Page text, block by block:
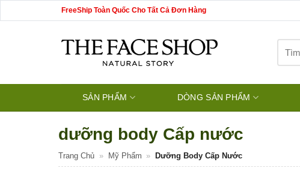
qua
FreeShip Toàn Quốc Cho Tất Cả Đơn Hàng
kiếm:
SẢN PHẨM DÒNG SẢN PHẨM
dưỡng body Cấp nước
Trang Chủ » Mỹ Phẩm » Dưỡng Body Cấp Nước